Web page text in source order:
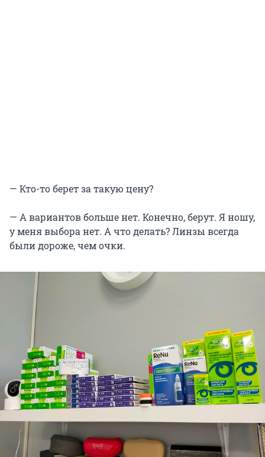
— Кто-то берет за такую цену?
— А вариантов больше нет. Конечно, берут. Я ношу,
у меня выбора нет. А что делать? Линзы всегда
были дороже, чем очки.